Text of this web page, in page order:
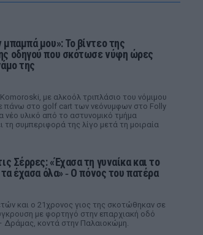
μου»: Το βίντεο της
οδηγού που σκότωσε νύφη ώρες
της
με αλκοόλ τριπλάσιο του νόμιμου
πάνω στο golf cart των νεόνυμφων στο Folly
νέο υλικό από το αστυνομικό τμήμα
τη συμπεριφορά της λίγο μετά τη μοιραία
Σέρρες: «Έχασα τη γυναίκα και το
έχασα όλα» ‑ Ο πόνος του πατέρα
και ο 21χρονος γιος της σκοτώθηκαν σε
με φορτηγό στην επαρχιακή οδό
Δράμας, κοντά στην Παλαιοκώμη.